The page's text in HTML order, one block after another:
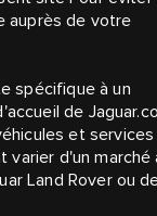
auprès de votre
spécifique à un
de
et services
varier d'un marché
Land Rover ou